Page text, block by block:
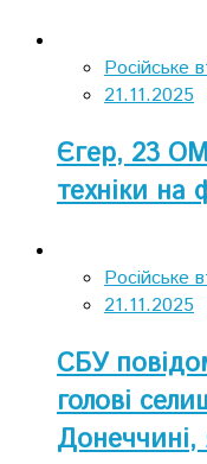
Російське
21.11.2025
Єгер, 23
техніки на
Російське
21.11.2025
СБУ
голові
Донеччині,